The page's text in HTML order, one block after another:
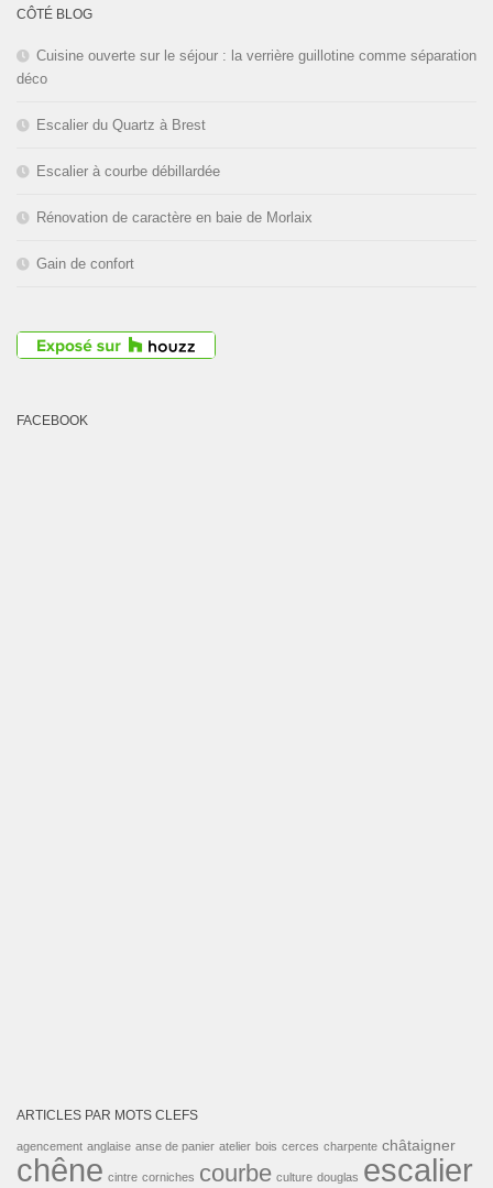
congés d'été du
CÔTÉ BLOG
Cuisine ouverte sur le séjour : la verrière guillotine comme séparation
déco
Escalier du Quartz à Brest
Escalier à courbe débillardée
Rénovation de caractère en baie de Morlaix
Gain de confort
FACEBOOK
ARTICLES PAR MOTS CLEFS
agencement anglaise anse de panier atelier bois cerces charpente châtaigner
chêne cintre corniches courbe culture douglas escalier